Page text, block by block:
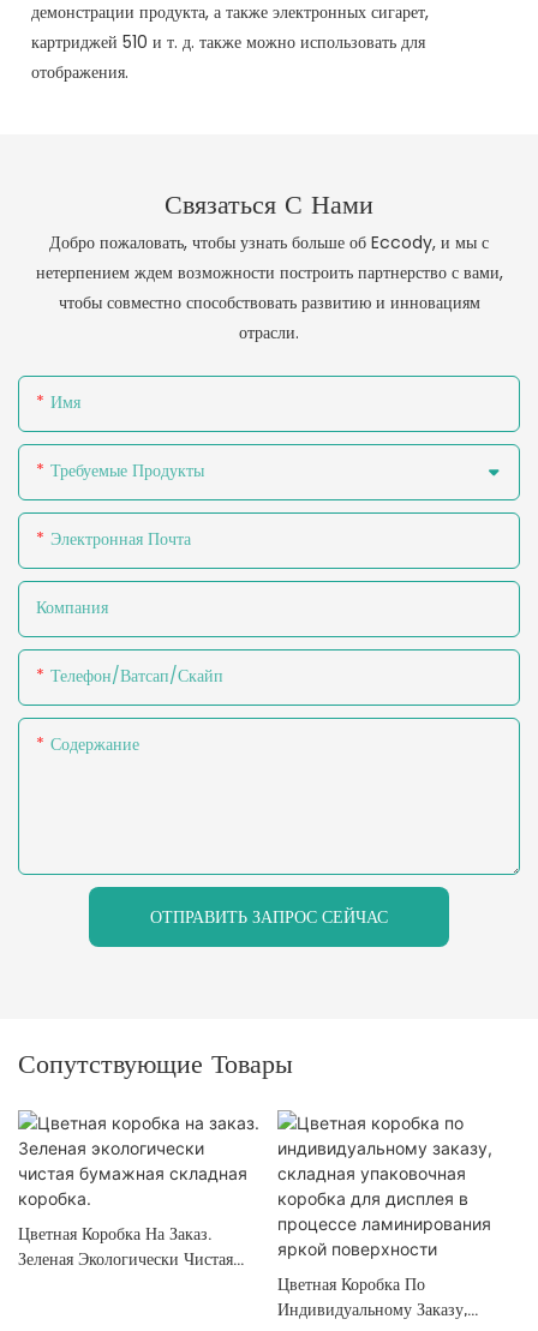
демонстрации продукта, а также электронных сигарет,
картриджей 510 и т. д. также можно использовать для
отображения.
Связаться С Нами
Добро пожаловать, чтобы узнать больше об Eccody, и мы с
нетерпением ждем возможности построить партнерство с вами,
чтобы совместно способствовать развитию и инновациям
отрасли.
Имя
Требуемые Продукты
Электронная Почта
Компания
Телефон/ватсап/скайп
Содержание
ОТПРАВИТЬ ЗАПРОС СЕЙЧАС
Сопутствующие Товары
Цветная Коробка На Заказ.
Зеленая Экологически Чистая
Цветная Коробка По
Индивидуальному Заказу,